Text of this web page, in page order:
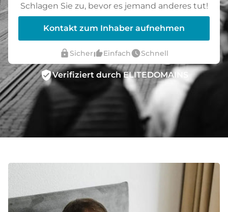
Schlagen Sie zu, bevor es jemand anderes tut!
Kontakt zum Inhaber aufnehmen
lock Sicherthumb_up_altEinfachwatch_laterSchnell
verified_userVerifiziert durch ELITEDOMAINS